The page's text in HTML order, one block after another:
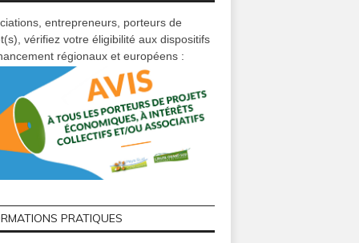
entrepreneurs, porteurs de
vérifiez votre éligibilité aux dispositifs
régionaux et européens :
PRATIQUES